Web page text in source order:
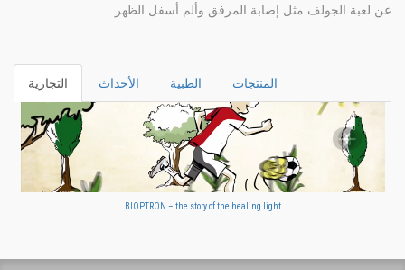
عن لعبة الجولف مثل إصابة المرفق وألم أسفل الظهر.
التجارية الأحداث الطبية المنتجات
BIOPTRON – the story of the healing light